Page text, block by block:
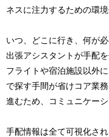
ネスに注力するための環
いつ、どこに行き、何が
出張アシスタントが手配を
フライトや宿泊施設以外
で探す手間が省けコア業
進むため、コミュニケー
手配情報は全て可視化さ